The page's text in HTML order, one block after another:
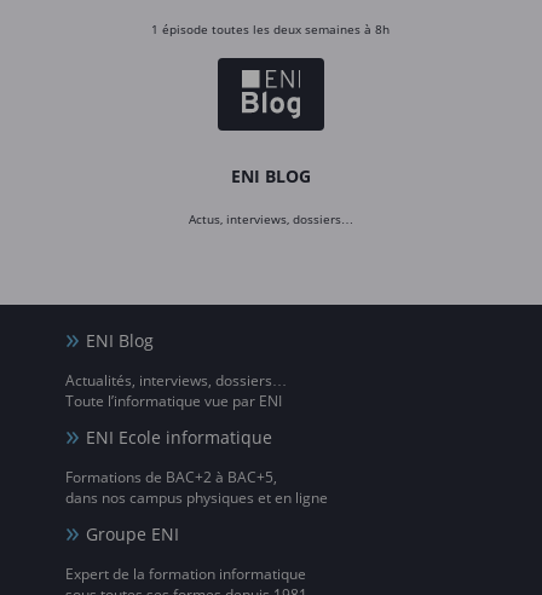
1 épisode toutes les deux semaines à 8h
ENI BLOG
Actus, interviews, dossiers…
ENI Blog
Actualités, interviews, dossiers…
Toute l’informatique vue par ENI
ENI Ecole informatique
Formations de BAC+2 à BAC+5,
dans nos campus physiques et en ligne
Groupe ENI
Expert de la formation informatique